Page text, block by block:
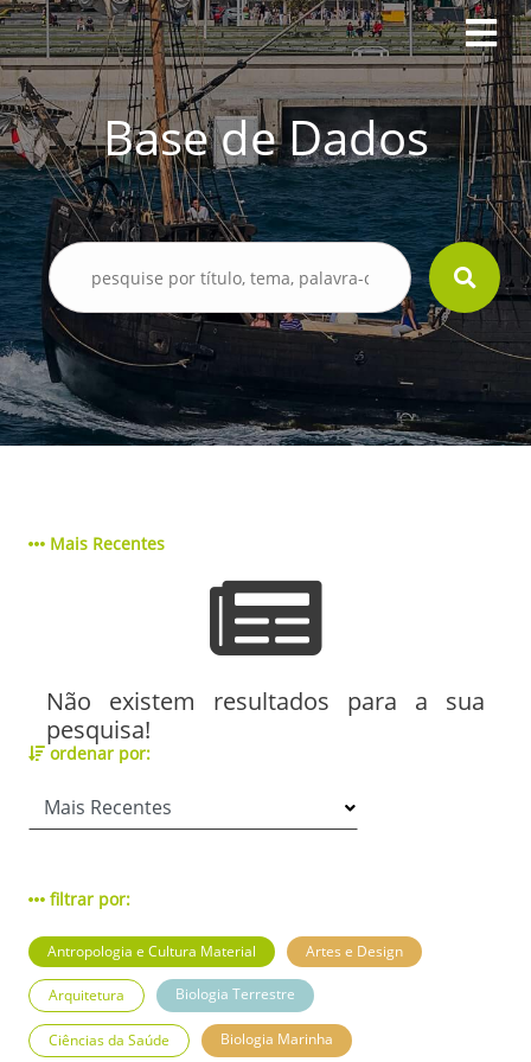
Base de Dados
Mais Recentes
Não existem resultados para a sua
pesquisa!
ordenar por:
filtrar por:
Antropologia e Cultura Material Artes e Design
Arquitetura Biologia Terrestre
Ciências da Saúde Biologia Marinha